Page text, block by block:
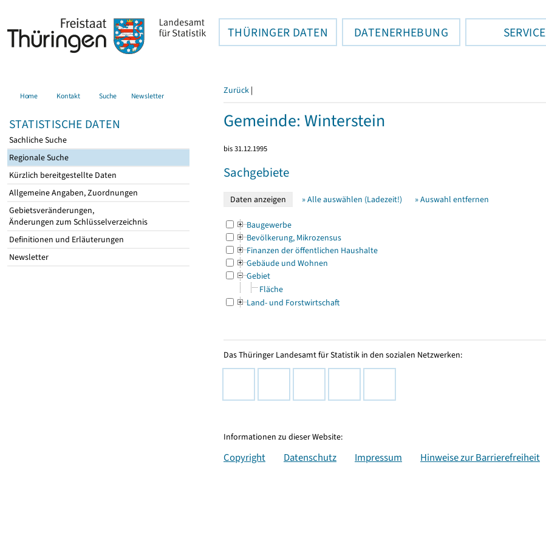
THÜRINGER DATEN DATENERHEBUNG SERVICE
Home Kontakt Suche Newsletter
STATISTISCHE DATEN
Sachliche Suche
Regionale Suche
Kürzlich bereitgestellte Daten
Allgemeine Angaben, Zuordnungen
Gebietsveränderungen,
Änderungen zum Schlüsselverzeichnis
Definitionen und Erläuterungen
Newsletter
Zurück |
Gemeinde: Winterstein
bis 31.12.1995
Sachgebiete
» Alle auswählen (Ladezeit!) » Auswahl entfernen
Baugewerbe
Bevölkerung, Mikrozensus
Finanzen der öffentlichen Haushalte
Gebäude und Wohnen
Gebiet
Fläche
Land- und Forstwirtschaft
Das Thüringer Landesamt für Statistik in den sozialen Netzwerken:
Informationen zu dieser Website:
Copyright Datenschutz Impressum Hinweise zur Barrierefreiheit